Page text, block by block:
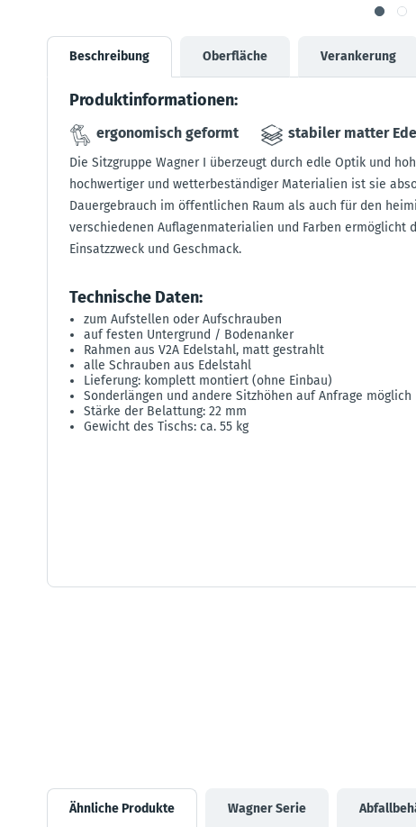
Beschreibung Oberfläche Verankerung
Produktinformationen:
ergonomisch geformt stabiler matter
Die Sitzgruppe Wagner I überzeugt durch edle Optik und
hochwertiger und wetterbeständiger Materialien ist sie
Dauergebrauch im öffentlichen Raum als auch für den
verschiedenen Auflagenmaterialien und Farben ermöglicht
Einsatzzweck und Geschmack.
Technische Daten:
zum Aufstellen oder Aufschrauben
auf festen Untergrund / Bodenanker
Rahmen aus V2A Edelstahl, matt gestrahlt
alle Schrauben aus Edelstahl
Lieferung: komplett montiert (ohne Einbau)
Sonderlängen und andere Sitzhöhen auf Anfrage möglich
Stärke der Belattung: 22 mm
Gewicht des Tischs: ca. 55 kg
Ähnliche Produkte Wagner Serie